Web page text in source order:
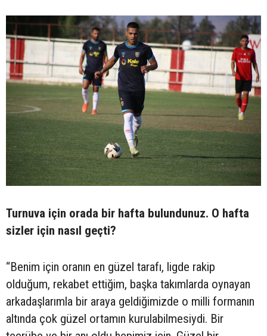
Turnuva için orada bir hafta bulundunuz. O hafta
sizler için nasıl geçti?
“Benim için oranın en güzel tarafı, ligde rakip
olduğum, rekabet ettiğim, başka takımlarda oynayan
arkadaşlarımla bir araya geldiğimizde o milli formanın
altında çok güzel ortamın kurulabilmesiydi. Bir